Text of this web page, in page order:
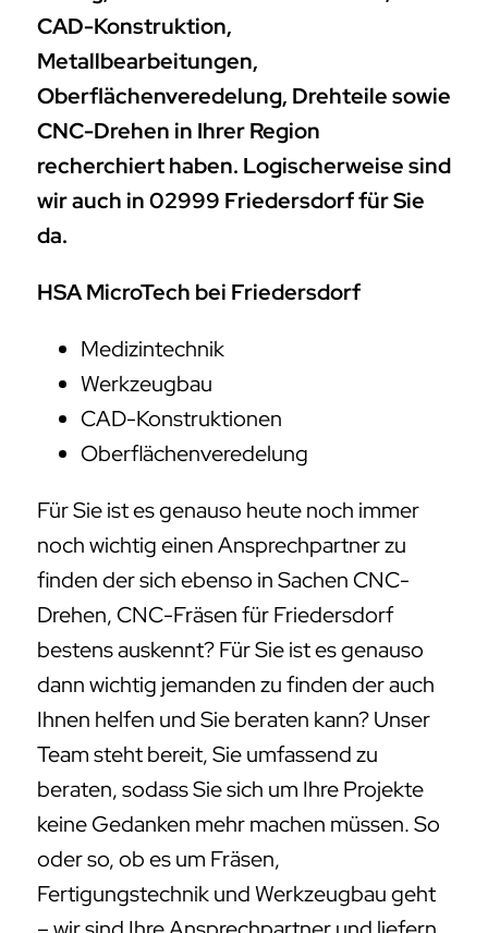
CAD-Konstruktion,
Metallbearbeitungen,
Oberflächenveredelung, Drehteile sowie
CNC-Drehen in Ihrer Region
recherchiert haben. Logischerweise sind
wir auch in 02999 Friedersdorf für Sie
da.
HSA MicroTech bei Friedersdorf
Medizintechnik
Werkzeugbau
CAD-Konstruktionen
Oberflächenveredelung
Für Sie ist es genauso heute noch immer
noch wichtig einen Ansprechpartner zu
finden der sich ebenso in Sachen CNC-
Drehen, CNC-Fräsen für Friedersdorf
bestens auskennt? Für Sie ist es genauso
dann wichtig jemanden zu finden der auch
Ihnen helfen und Sie beraten kann? Unser
Team steht bereit, Sie umfassend zu
beraten, sodass Sie sich um Ihre Projekte
keine Gedanken mehr machen müssen. So
oder so, ob es um Fräsen,
Fertigungstechnik und Werkzeugbau geht